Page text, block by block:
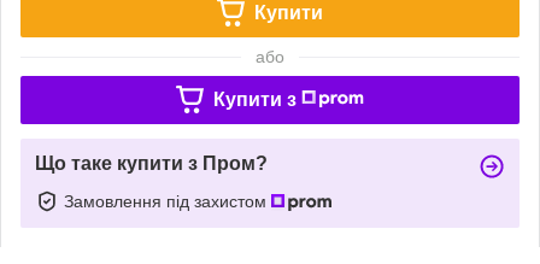
Купити
або
Купити з
Що таке купити з Пром?
Замовлення під захистом